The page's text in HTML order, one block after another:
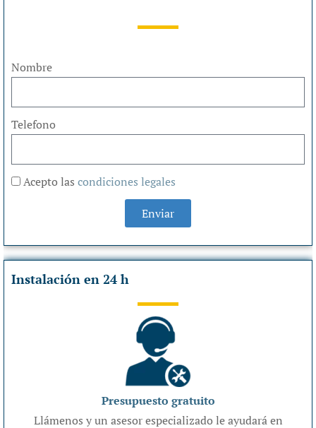
Nombre
Telefono
Acepto las condiciones legales
Enviar
Instalación en 24 h
Presupuesto gratuito
Llámenos y un asesor especializado le ayudará en